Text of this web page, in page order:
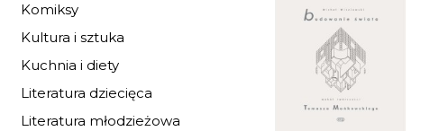
Komiksy
Kultura i sztuka
Kuchnia i diety
Literatura dziecięca
Literatura młodzieżowa